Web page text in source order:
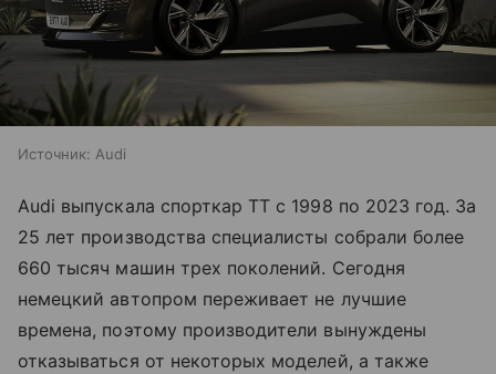
Источник: Audi
Audi выпускала спорткар TT с 1998 по 2023 год. За
25 лет производства специалисты собрали более
660 тысяч машин трех поколений. Сегодня
немецкий автопром переживает не лучшие
времена, поэтому производители вынуждены
отказываться от некоторых моделей, а также